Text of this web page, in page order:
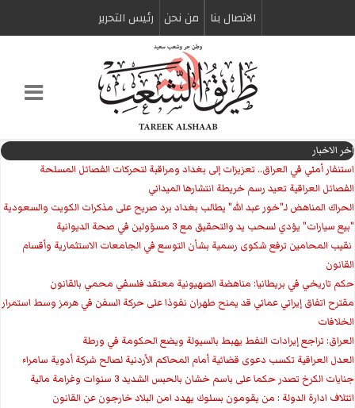
الاتصال بنا من نحن رئیس التحریر
اخر الاخبار
استنفار أمني في العراق.. تعزيزات إلى بغداد ومراقبة لتحركات الفصائل المسلحة
الفصائل العراقية تعيد رسم خريطة انتشارها الميداني
الحراك المناهض لـ"خور عبد الله" يطالب بغداد برد صريح على مذكرات الكويت والسعودية
"بيع سيارات" يؤدي لسحب يد والتحقيق مع 3 مسؤولين في صحة الديوانية
‏ نقيب المحامين ترفع شكوى رسمية بشأن التوسع في الجامعات الاستثمارية وأقسام
القانون
حكم تاريخي في بريطانيا: مناهضة الصهيونية معتقد فلسفي محمي بالقانون
مقترح اتفاق إيراني عماني قد يمنح طهران نفوذا على حركة السفن في هرمز وسط استمرار
الخلافات
العراق: تراجع إيرادات النفط يهبط بالسيولة ويضع الحكومة في ورطة
العدل العراقية تكسب دعوى قضائية أمام المحاكم الأردنية لصالح شركة أدوية سامراء
جنايات الكرخ تصدر حكما على باسم خشان بالحبس الشديد 3 سنوات وغرامة مالية
ائتلاف ادارة الدولة : من يقومون بسلوك يهدد امن البلاد خارجون عن القانون